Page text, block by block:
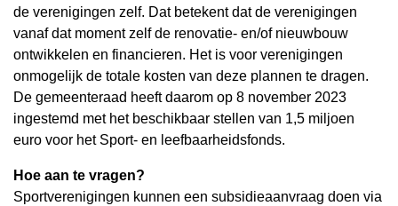
de verenigingen zelf. Dat betekent dat de verenigingen
vanaf dat moment zelf de renovatie- en/of nieuwbouw
ontwikkelen en financieren. Het is voor verenigingen
onmogelijk de totale kosten van deze plannen te dragen.
De gemeenteraad heeft daarom op 8 november 2023
ingestemd met het beschikbaar stellen van 1,5 miljoen
euro voor het Sport- en leefbaarheidsfonds.
Hoe aan te vragen?
Sportverenigingen kunnen een subsidieaanvraag doen via